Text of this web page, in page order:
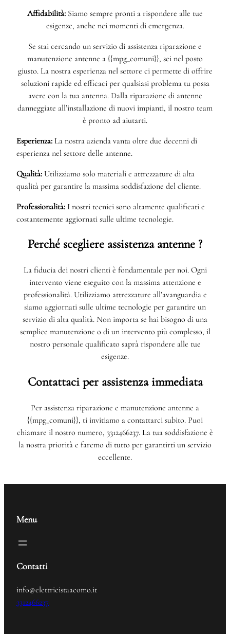
Affidabilità: Siamo sempre pronti a rispondere alle tue
esigenze, anche nei momenti di emergenza.
Se stai cercando un servizio di assistenza riparazione e
manutenzione antenne a {{mpg_comuni}}, sei nel posto
giusto. La nostra esperienza nel settore ci permette di offrire
soluzioni rapide ed efficaci per qualsiasi problema tu possa
avere con la tua antenna. Dalla riparazione di antenne
danneggiate all’installazione di nuovi impianti, il nostro team
è pronto ad aiutarti.
Esperienza: La nostra azienda vanta oltre due decenni di
esperienza nel settore delle antenne.
Qualità: Utilizziamo solo materiali e attrezzature di alta
qualità per garantire la massima soddisfazione del cliente.
Professionalità: I nostri tecnici sono altamente qualificati e
costantemente aggiornati sulle ultime tecnologie.
Perché scegliere assistenza antenne ?
La fiducia dei nostri clienti è fondamentale per noi. Ogni
intervento viene eseguito con la massima attenzione e
professionalità. Utilizziamo attrezzature all’avanguardia e
siamo aggiornati sulle ultime tecnologie per garantire un
servizio di alta qualità. Non importa se hai bisogno di una
semplice manutenzione o di un intervento più complesso, il
nostro personale qualificato saprà rispondere alle tue
esigenze.
Contattaci per assistenza immediata
Per assistenza riparazione e manutenzione antenne a
{{mpg_comuni}}, ti invitiamo a contattarci subito. Puoi
chiamare il nostro numero, 3312466237. La tua soddisfazione è
la nostra priorità e faremo di tutto per garantirti un servizio
eccellente.
Menu
Contatti
info@elettricistaacomo.it
3312466237